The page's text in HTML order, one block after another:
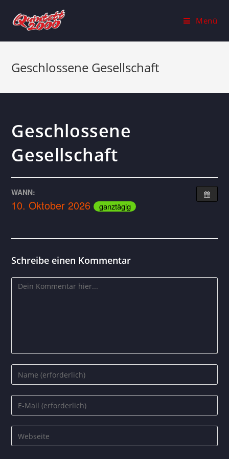
Menü
Geschlossene Gesellschaft
Geschlossene
Gesellschaft
WANN:
10. Oktober 2026 ganztägig
Schreibe einen Kommentar